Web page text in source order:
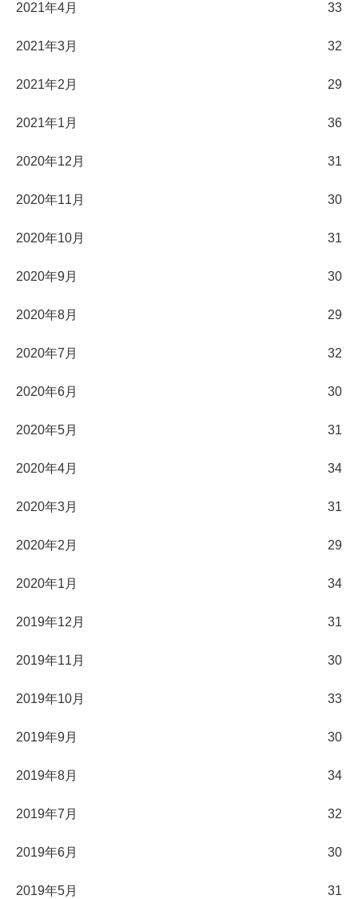
2021年4月 33
2021年3月 32
2021年2月 29
2021年1月 36
2020年12月 31
2020年11月 30
2020年10月 31
2020年9月 30
2020年8月 29
2020年7月 32
2020年6月 30
2020年5月 31
2020年4月 34
2020年3月 31
2020年2月 29
2020年1月 34
2019年12月 31
2019年11月 30
2019年10月 33
2019年9月 30
2019年8月 34
2019年7月 32
2019年6月 30
2019年5月 31